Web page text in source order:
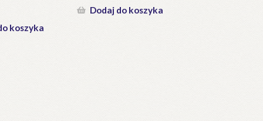
koszyka
Dodaj do koszyka